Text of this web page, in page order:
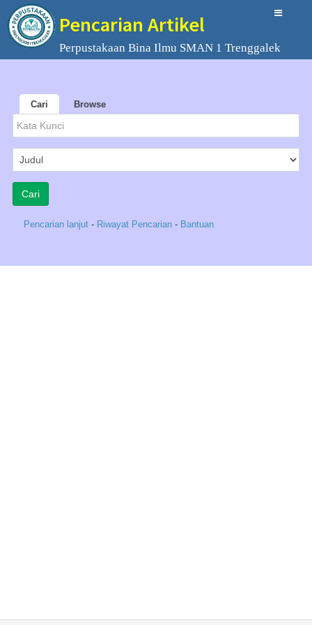
Pencarian Artikel
Perpustakaan Bina Ilmu SMAN 1 Trenggalek
Cari Browse
Pencarian lanjut - Riwayat Pencarian - Bantuan